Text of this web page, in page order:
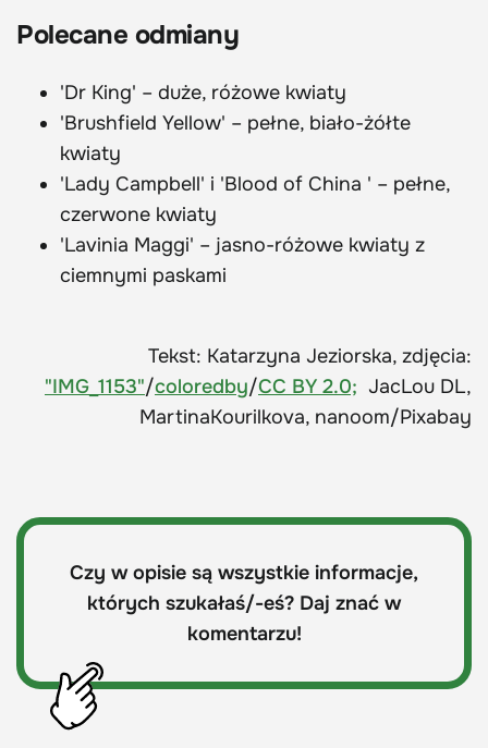
Polecane odmiany
'Dr King' – duże, różowe kwiaty
'Brushfield Yellow' – pełne, biało-żółte
kwiaty
'Lady Campbell' i 'Blood of China ' – pełne,
czerwone kwiaty
'Lavinia Maggi' – jasno-różowe kwiaty z
ciemnymi paskami
Tekst: Katarzyna Jeziorska, zdjęcia:
"IMG_1153"/coloredby/CC BY 2.0; JacLou DL,
MartinaKourilkova, nanoom/Pixabay
Czy w opisie są wszystkie informacje,
których szukałaś/-eś? Daj znać w
komentarzu!